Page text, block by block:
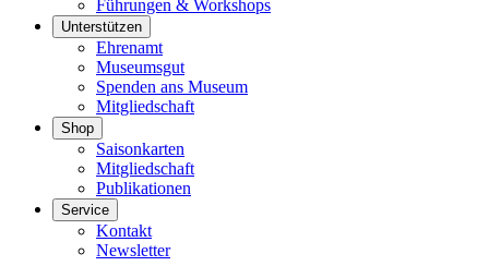
Führungen & Workshops
Unterstützen
Ehrenamt
Museumsgut
Spenden ans Museum
Mitgliedschaft
Shop
Saisonkarten
Mitgliedschaft
Publikationen
Service
Kontakt
Newsletter